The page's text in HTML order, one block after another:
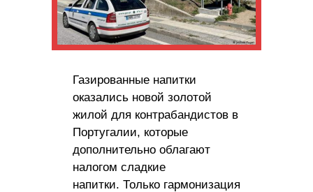
Газированные напитки
оказались новой золотой
жилой для контрабандистов в
Португалии, которые
дополнительно облагают
налогом сладкие
напитки. Только гармонизация